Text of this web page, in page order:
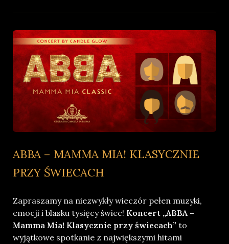
ABBA – MAMMA MIA! KLASYCZNIE
PRZY ŚWIECACH
Zapraszamy na niezwykły wieczór pełen muzyki,
emocji i blasku tysięcy świec! Koncert „ABBA –
Mamma Mia! Klasycznie przy świecach” to
wyjątkowe spotkanie z największymi hitami